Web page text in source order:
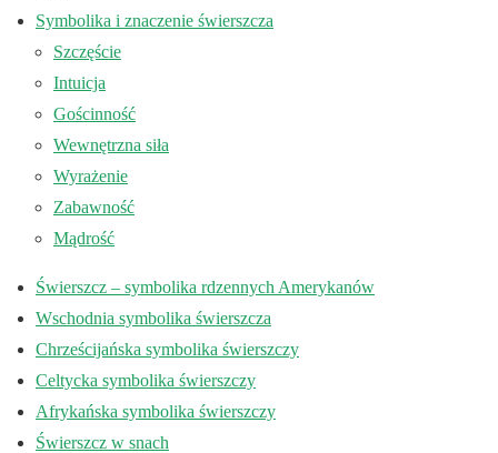
Symbolika i znaczenie świerszcza
Szczęście
Intuicja
Gościnność
Wewnętrzna siła
Wyrażenie
Zabawność
Mądrość
Świerszcz – symbolika rdzennych Amerykanów
Wschodnia symbolika świerszcza
Chrześcijańska symbolika świerszczy
Celtycka symbolika świerszczy
Afrykańska symbolika świerszczy
Świerszcz w snach